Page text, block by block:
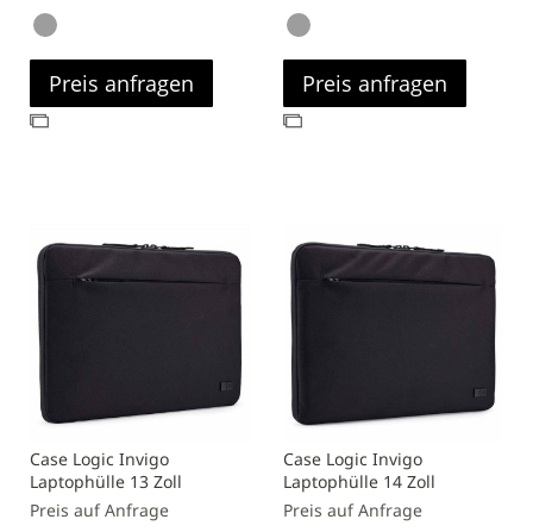
Preis anfragen
Zur
Preis anfragen
Zur
Case Logic Invigo
Laptophülle 13 Zoll
Preis auf Anfrage
Case Logic Invigo
Laptophülle 14 Zoll
Preis auf Anfrage